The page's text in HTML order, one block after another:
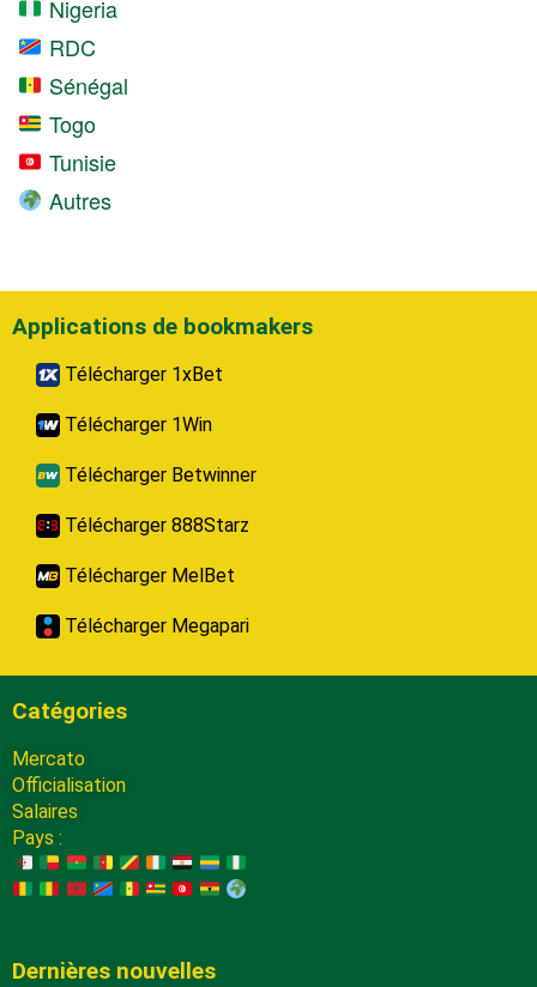
Nigeria
RDC
Sénégal
Togo
Tunisie
Autres
Applications de bookmakers
Télécharger 1xBet
Télécharger 1Win
Télécharger Betwinner
Télécharger 888Starz
Télécharger MelBet
Télécharger Megapari
Catégories
Mercato
Officialisation
Salaires
Pays :
Dernières nouvelles